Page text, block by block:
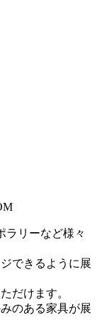
ラリーなど様々
できるように展
だけます。
のある家具が展